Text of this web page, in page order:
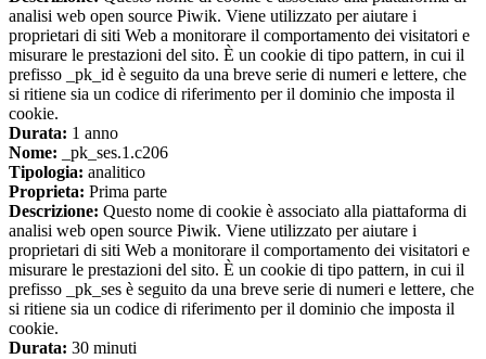
analisi web open source Piwik. Viene utilizzato per aiutare i
proprietari di siti Web a monitorare il comportamento dei visitatori e
misurare le prestazioni del sito. È un cookie di tipo pattern, in cui il
prefisso _pk_id è seguito da una breve serie di numeri e lettere, che
si ritiene sia un codice di riferimento per il dominio che imposta il
cookie.
Durata: 1 anno
Nome: _pk_ses.1.c206
Tipologia: analitico
Proprieta: Prima parte
Descrizione: Questo nome di cookie è associato alla piattaforma di
analisi web open source Piwik. Viene utilizzato per aiutare i
proprietari di siti Web a monitorare il comportamento dei visitatori e
misurare le prestazioni del sito. È un cookie di tipo pattern, in cui il
prefisso _pk_ses è seguito da una breve serie di numeri e lettere, che
si ritiene sia un codice di riferimento per il dominio che imposta il
cookie.
Durata: 30 minuti